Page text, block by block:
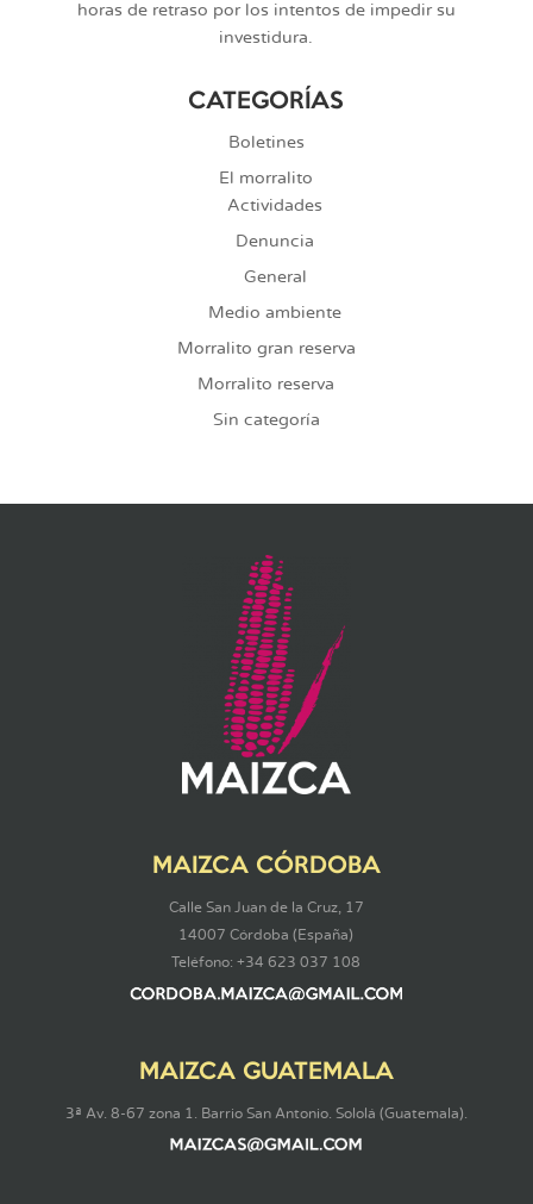
horas de retraso por los intentos de impedir su
investidura.
CATEGORÍAS
Boletines
El morralito
Actividades
Denuncia
General
Medio ambiente
Morralito gran reserva
Morralito reserva
Sin categoría
MAIZCA CÓRDOBA
Calle San Juan de la Cruz, 17
14007 Córdoba (España)
Teléfono: +34 623 037 108
MAIZCA GUATEMALA
3ª Av. 8-67 zona 1. Barrio San Antonio. Sololá (Guatemala).